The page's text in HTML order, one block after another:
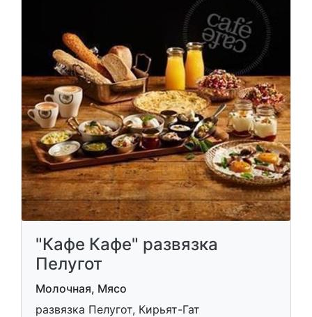
"Кафе Кафе" развязка
Пелугот
Молочная, Мясо
развязка Пелугот, Кирьят-Гат